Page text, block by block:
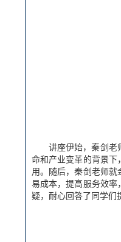
讲座伊始，秦剑老
命和产业变革的背景下
用。随后，秦剑老师
易成本，提高服务效率
疑，耐心回答了同学们